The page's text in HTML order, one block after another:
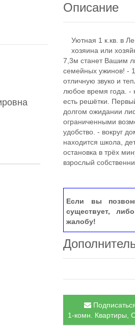
Описание
Уютная 1 к.кв. в
хозяина или
7,3м станет Вашим
семейных ужинов! -
отличную звуко и
любое время года. -
есть решётки.
долгом ожидании
ограниченными
удобство. - вокруг
находится школа,
остановка в трёх
взрослый
Если вы
существует,
жалобу!
1-комн. Квартиры,